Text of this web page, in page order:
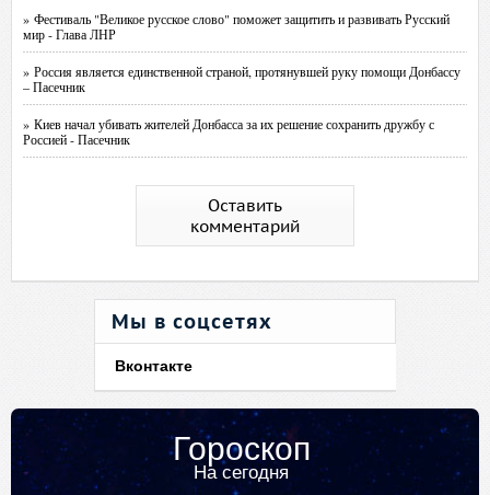
» Фестиваль "Великое русское слово" поможет защитить и развивать Русский
мир - Глава ЛНР
» Россия является единственной страной, протянувшей руку помощи Донбассу
– Пасечник
» Киев начал убивать жителей Донбасса за их решение сохранить дружбу с
Россией - Пасечник
Оставить
комментарий
Мы в соцсетях
Вконтакте
Гороскоп
На сегодня